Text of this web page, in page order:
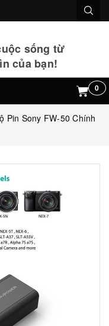
sống từ
của bạn!
0
Pin Sony FW-50 Chính